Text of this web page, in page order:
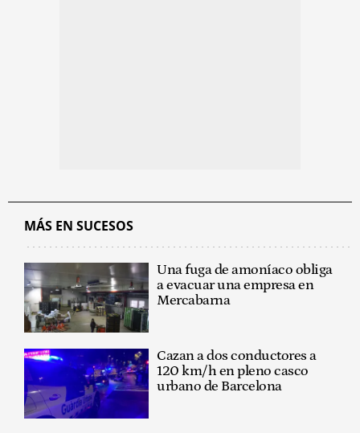
MÁS EN SUCESOS
Una fuga de amoníaco obliga
a evacuar una empresa en
Mercabarna
Cazan a dos conductores a
120 km/h en pleno casco
urbano de Barcelona